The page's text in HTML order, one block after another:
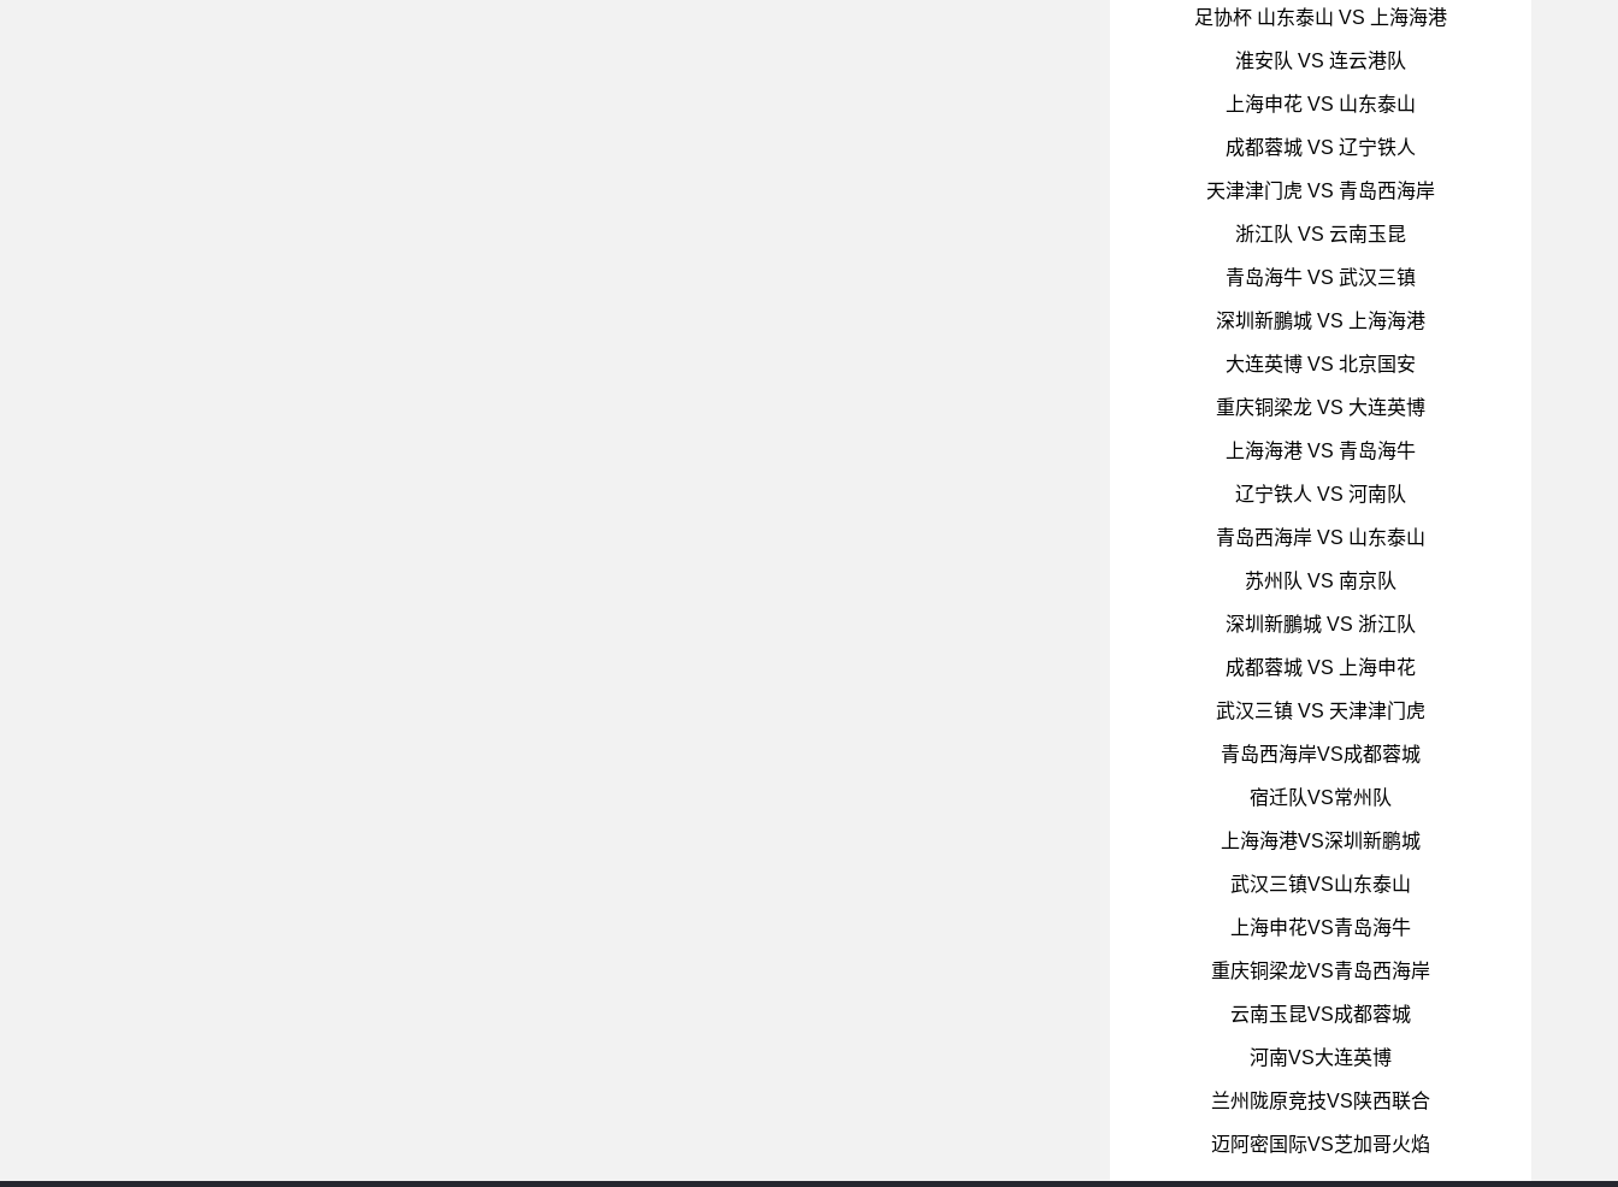
足协杯 山东泰山 VS 上海海港
淮安队 VS 连云港队
上海申花 VS 山东泰山
成都蓉城 VS 辽宁铁人
天津津门虎 VS 青岛西海岸
浙江队 VS 云南玉昆
青岛海牛 VS 武汉三镇
深圳新鵬城 VS 上海海港
大连英博 VS 北京国安
重庆铜梁龙 VS 大连英博
上海海港 VS 青岛海牛
辽宁铁人 VS 河南队
青岛西海岸 VS 山东泰山
苏州队 VS 南京队
深圳新鵬城 VS 浙江队
成都蓉城 VS 上海申花
武汉三镇 VS 天津津门虎
青岛西海岸VS成都蓉城
宿迁队VS常州队
上海海港VS深圳新鹏城
武汉三镇VS山东泰山
上海申花VS青岛海牛
重庆铜梁龙VS青岛西海岸
云南玉昆VS成都蓉城
河南VS大连英博
兰州陇原竞技VS陕西联合
迈阿密国际VS芝加哥火焰